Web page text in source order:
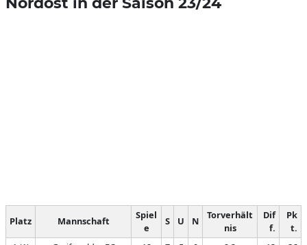
Platz Mannschaft
Spiel
e
S U N
Torverhält
nis
Dif
f.
Pk
t.